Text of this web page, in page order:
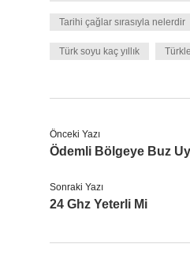
Tarihi çağlar sırasıyla nelerdir
Türk soyu kaç yıllık
Önceki Yazı
Ödemli Bölgeye Buz
Sonraki Yazı
24 Ghz Yeterli Mi